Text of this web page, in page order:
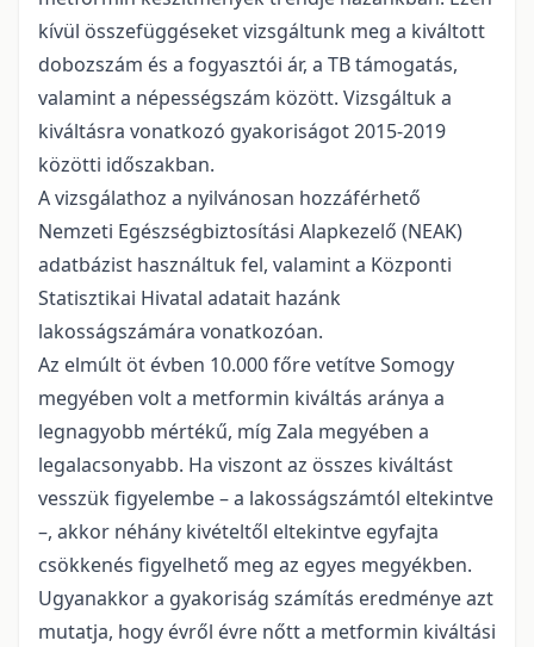
kívül összefüggéseket vizsgáltunk meg a kiváltott
dobozszám és a fogyasztói ár, a TB támogatás,
valamint a népességszám között. Vizsgáltuk a
kiváltásra vonatkozó gyakoriságot 2015-2019
közötti időszakban.
A vizsgálathoz a nyilvánosan hozzáférhető
Nemzeti Egészségbiztosítási Alapkezelő (NEAK)
adatbázist használtuk fel, valamint a Központi
Statisztikai Hivatal adatait hazánk
lakosságszámára vonatkozóan.
Az elmúlt öt évben 10.000 főre vetítve Somogy
megyében volt a metformin kiváltás aránya a
legnagyobb mértékű, míg Zala megyében a
legalacsonyabb. Ha viszont az összes kiváltást
vesszük figyelembe – a lakosságszámtól eltekintve
–, akkor néhány kivételtől eltekintve egyfajta
csökkenés figyelhető meg az egyes megyékben.
Ugyanakkor a gyakoriság számítás eredménye azt
mutatja, hogy évről évre nőtt a metformin kiváltási